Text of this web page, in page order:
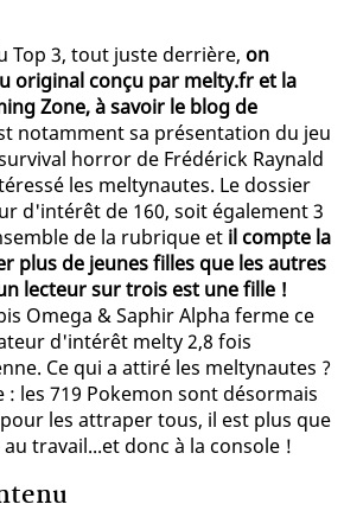
Top 3, tout juste derrière, on
original conçu par melty.fr et la
Zone, à savoir le blog de
notamment sa présentation du jeu
horror de Frédérick Raynald
les meltynautes. Le dossier
d'intérêt de 160, soit également 3
de la rubrique et il compte la
plus de jeunes filles que les autres
lecteur sur trois est une fille !
Omega & Saphir Alpha ferme ce
d'intérêt melty 2,8 fois
Ce qui a attiré les meltynautes ?
: les 719 Pokemon sont désormais
les attraper tous, il est plus que
travail...et donc à la console !